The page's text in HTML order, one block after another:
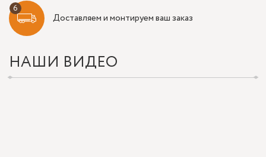
Доставляем и монтируем ваш заказ
НАШИ ВИДЕО